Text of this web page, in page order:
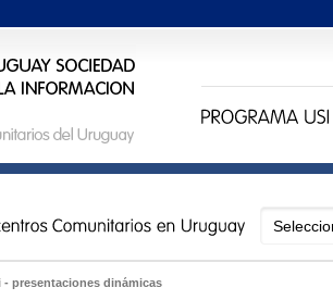
- presentaciones dinámicas